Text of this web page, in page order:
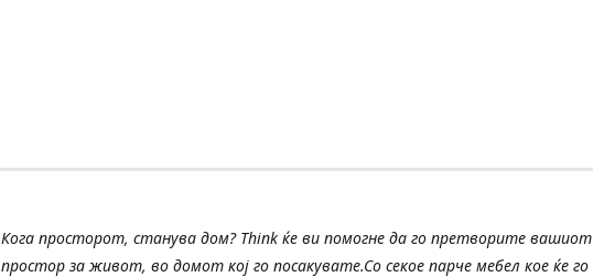
Кога просторот, станува дом? Think ќе ви помогне да го претворите вашиот
простор за живот, во домот кој го посакувате.Со секое парче мебел кое ќе го